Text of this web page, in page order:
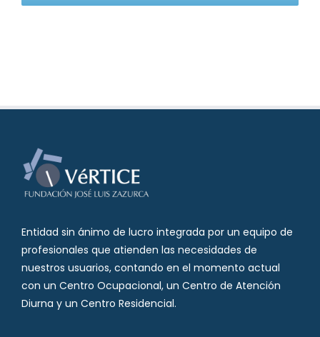
Entidad sin ánimo de lucro integrada por un equipo de
profesionales que atienden las necesidades de
nuestros usuarios, contando en el momento actual
con un Centro Ocupacional, un Centro de Atención
Diurna y un Centro Residencial.